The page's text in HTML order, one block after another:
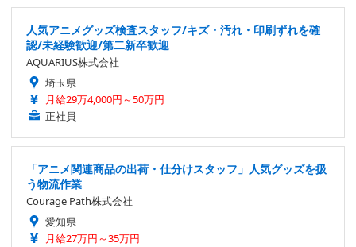
人気アニメグッズ検査スタッフ/キズ・汚れ・印刷ずれを確
認/未経験歓迎/第二新卒歓迎
AQUARIUS株式会社
埼玉県
月給29万4,000円～50万円
正社員
「アニメ関連商品の出荷・仕分けスタッフ」人気グッズを扱
う物流作業
Courage Path株式会社
愛知県
月給27万円～35万円